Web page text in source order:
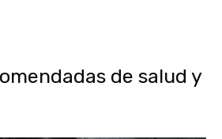
de salud y